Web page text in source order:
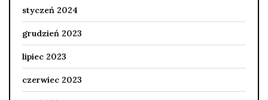
styczeń 2024
grudzień 2023
lipiec 2023
czerwiec 2023